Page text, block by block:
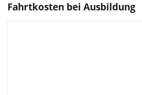
Fahrtkosten bei Ausbildung